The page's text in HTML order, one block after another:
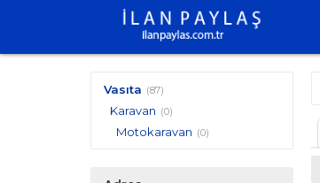
Vasıta (87)
Karavan (0)
Motokaravan (0)